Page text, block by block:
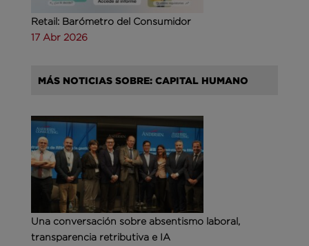
Retail: Barómetro del Consumidor
17 Abr 2026
MÁS NOTICIAS SOBRE: CAPITAL HUMANO
Una conversación sobre absentismo laboral,
transparencia retributiva e IA